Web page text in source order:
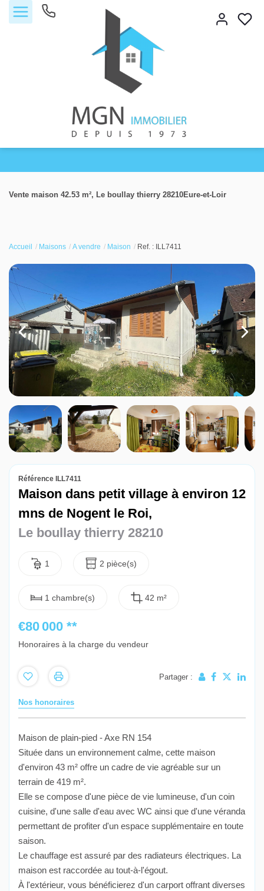
Vendre
Louer
Nos agences
Contact
Vente maison 42.53 m², Le boullay thierry 28210Eure-et-Loir
Accueil Maisons A vendre Maison Ref. : ILL7411
Référence ILL7411
Maison dans petit village à environ 12
mns de Nogent le Roi,
Le boullay thierry 28210
1 2 pièce(s)
1 chambre(s) 42 m²
€80 000 **
Honoraires à la charge du vendeur
Partager :
Nos honoraires
Maison de plain-pied - Axe RN 154
Située dans un environnement calme, cette maison
d'environ 43 m² offre un cadre de vie agréable sur un
terrain de 419 m².
Elle se compose d'une pièce de vie lumineuse, d'un coin
cuisine, d'une salle d'eau avec WC ainsi que d'une véranda
permettant de profiter d'un espace supplémentaire en toute
saison.
Le chauffage est assuré par des radiateurs électriques. La
maison est raccordée au tout-à-l'égout.
À l'extérieur, vous bénéficierez d'un carport offrant diverses